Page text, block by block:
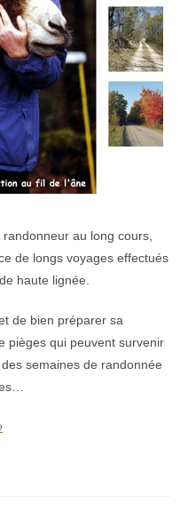
au long cours,
de longs voyages effectués
haute lignée.
de bien préparer sa
pièges qui peuvent survenir
semaines de randonnée